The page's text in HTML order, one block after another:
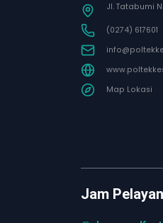
Jl. Tatabumi
(0274) 617601
Map Lokasi
Jam